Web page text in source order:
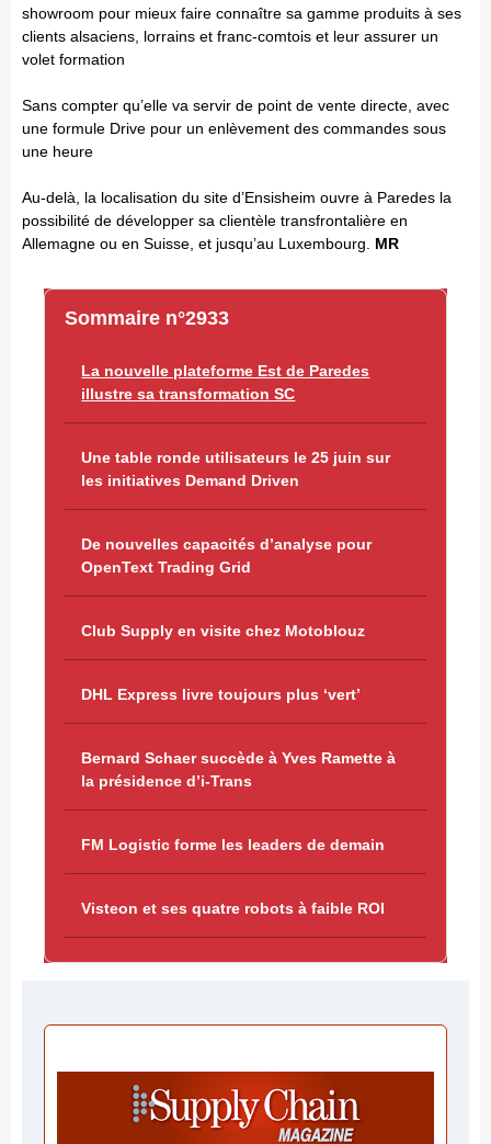
Sommaire n°2933
La nouvelle plateforme Est de Paredes
illustre sa transformation SC
Une table ronde utilisateurs le 25 juin sur
les initiatives Demand Driven
De nouvelles capacités d’analyse pour
OpenText Trading Grid
Club Supply en visite chez Motoblouz
DHL Express livre toujours plus ‘vert’
Bernard Schaer succède à Yves Ramette à
la présidence d’i-Trans
FM Logistic forme les leaders de demain
Visteon et ses quatre robots à faible ROI
showroom pour mieux faire connaître sa gamme produits à ses
clients alsaciens, lorrains et franc-comtois et leur assurer un
volet formation
Sans compter qu’elle va servir de point de vente directe, avec
une formule Drive pour un enlèvement des commandes sous
une heure
Au-delà, la localisation du site d’Ensisheim ouvre à Paredes la
possibilité de développer sa clientèle transfrontalière en
Allemagne ou en Suisse, et jusqu’au Luxembourg. MR